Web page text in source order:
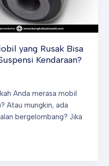
yang Rusak Bisa
Kendaraan?
Anda merasa mobil
Atau mungkin, ada
bergelombang? Jika